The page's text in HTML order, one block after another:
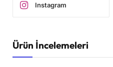
Instagram
Ürün İncelemeleri